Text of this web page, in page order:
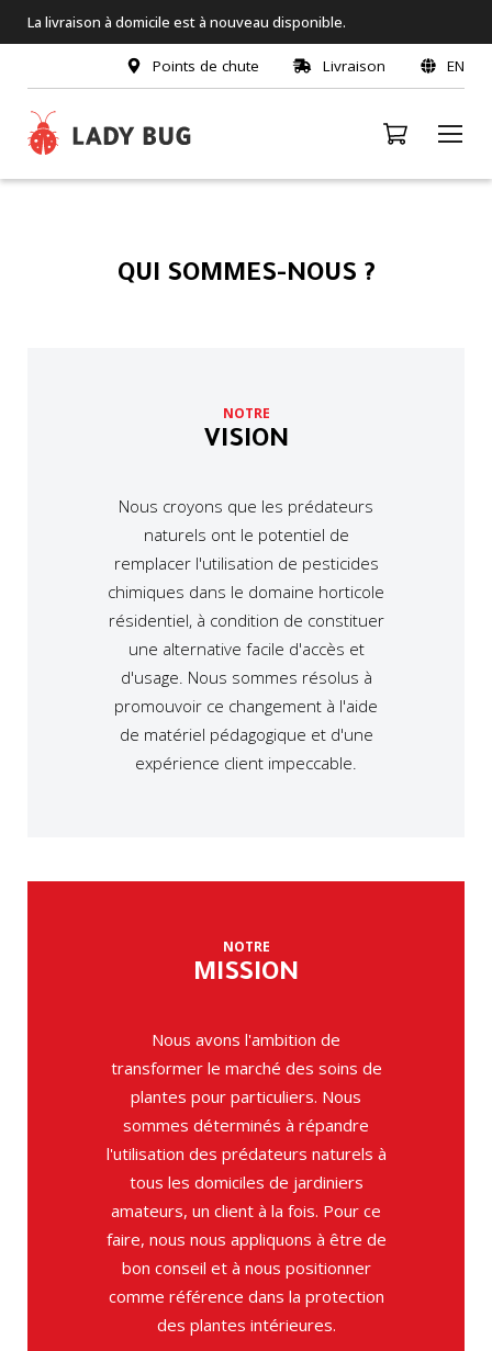
La livraison à domicile est à nouveau disponible.
Points de chute Livraison EN
QUI SOMMES-NOUS ?
NOTRE
VISION
Nous croyons que les prédateurs
naturels ont le potentiel de
remplacer l'utilisation de pesticides
chimiques dans le domaine horticole
résidentiel, à condition de constituer
une alternative facile d'accès et
d'usage. Nous sommes résolus à
promouvoir ce changement à l'aide
de matériel pédagogique et d'une
expérience client impeccable.
NOTRE
MISSION
Nous avons l'ambition de
transformer le marché des soins de
plantes pour particuliers. Nous
sommes déterminés à répandre
l'utilisation des prédateurs naturels à
tous les domiciles de jardiniers
amateurs, un client à la fois. Pour ce
faire, nous nous appliquons à être de
bon conseil et à nous positionner
comme référence dans la protection
des plantes intérieures.